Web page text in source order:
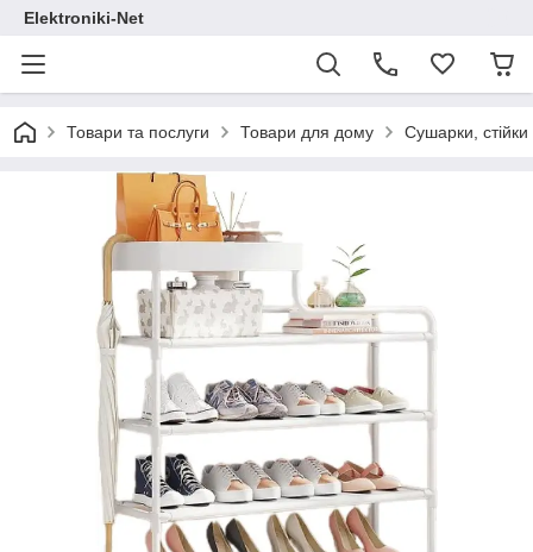
Elektroniki-Net
Товари та послуги Товари для дому Сушарки, стійки